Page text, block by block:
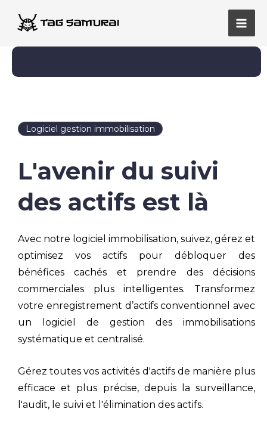
Logiciel gestion immobilisation
L'avenir du suivi
des actifs est là
Avec notre logiciel immobilisation, suivez, gérez et
optimisez vos actifs pour débloquer des
bénéfices cachés et prendre des décisions
commerciales plus intelligentes. Transformez
votre enregistrement d’actifs conventionnel avec
un logiciel de gestion des immobilisations
systématique et centralisé.
Gérez toutes vos activités d'actifs de manière plus
efficace et plus précise, depuis la surveillance,
l'audit, le suivi et l'élimination des actifs.